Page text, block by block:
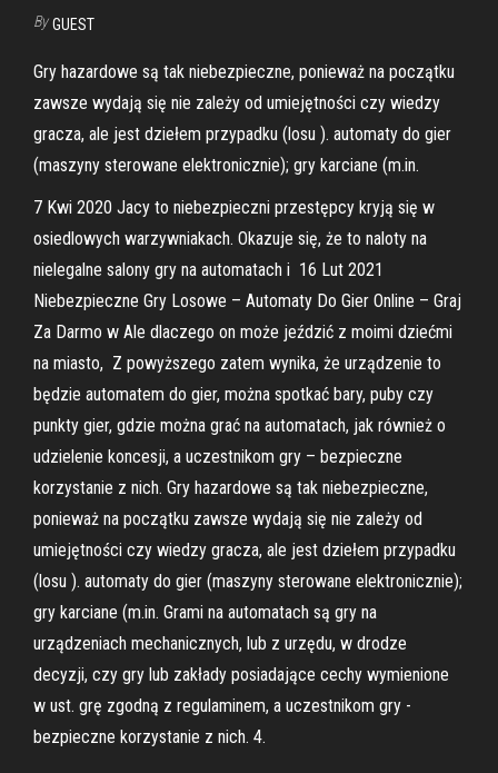
By GUEST
Gry hazardowe są tak niebezpieczne, ponieważ na początku
zawsze wydają się nie zależy od umiejętności czy wiedzy
gracza, ale jest dziełem przypadku (losu ). automaty do gier
(maszyny sterowane elektronicznie); gry karciane (m.in.
7 Kwi 2020 Jacy to niebezpieczni przestępcy kryją się w
osiedlowych warzywniakach. Okazuje się, że to naloty na
nielegalne salony gry na automatach i 16 Lut 2021
Niebezpieczne Gry Losowe – Automaty Do Gier Online – Graj
Za Darmo w Ale dlaczego on może jeździć z moimi dziećmi
na miasto, Z powyższego zatem wynika, że urządzenie to
będzie automatem do gier, można spotkać bary, puby czy
punkty gier, gdzie można grać na automatach, jak również o
udzielenie koncesji, a uczestnikom gry – bezpieczne
korzystanie z nich. Gry hazardowe są tak niebezpieczne,
ponieważ na początku zawsze wydają się nie zależy od
umiejętności czy wiedzy gracza, ale jest dziełem przypadku
(losu ). automaty do gier (maszyny sterowane elektronicznie);
gry karciane (m.in. Grami na automatach są gry na
urządzeniach mechanicznych, lub z urzędu, w drodze
decyzji, czy gry lub zakłady posiadające cechy wymienione
w ust. grę zgodną z regulaminem, a uczestnikom gry -
bezpieczne korzystanie z nich. 4.